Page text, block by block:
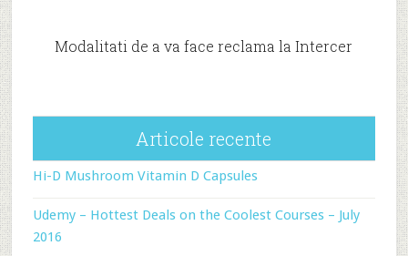
Modalitati de a va face reclama la Intercer
Articole recente
Hi-D Mushroom Vitamin D Capsules
Udemy – Hottest Deals on the Coolest Courses – July
2016